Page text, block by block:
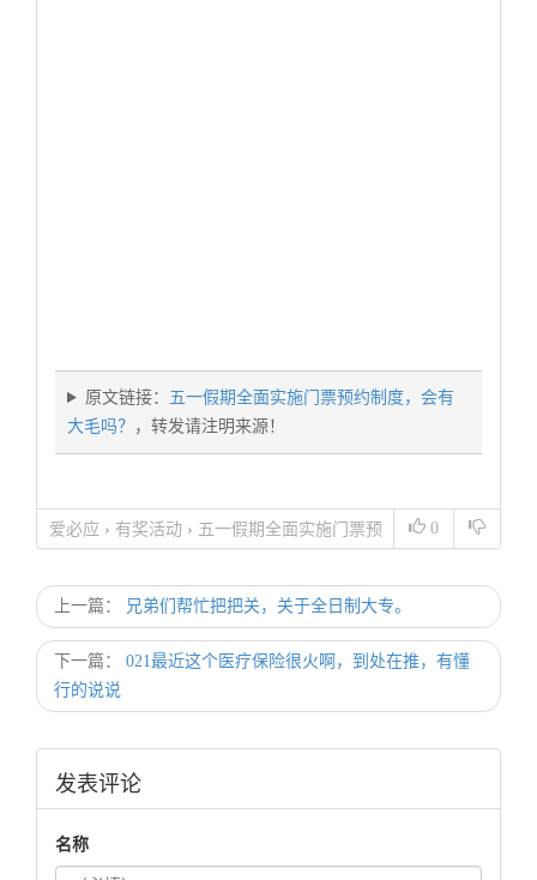
原文链接： 五一假期全面实施门票预约制度，会有
大毛吗？ ，转发请注明来源！
0
爱必应 › 有奖活动 › 五一假期全面实施门票预
上一篇： 兄弟们帮忙把把关，关于全日制大专。
下一篇：
021最近这个医疗保险很火啊，到处在推，有懂
行的说说
发表评论
名称